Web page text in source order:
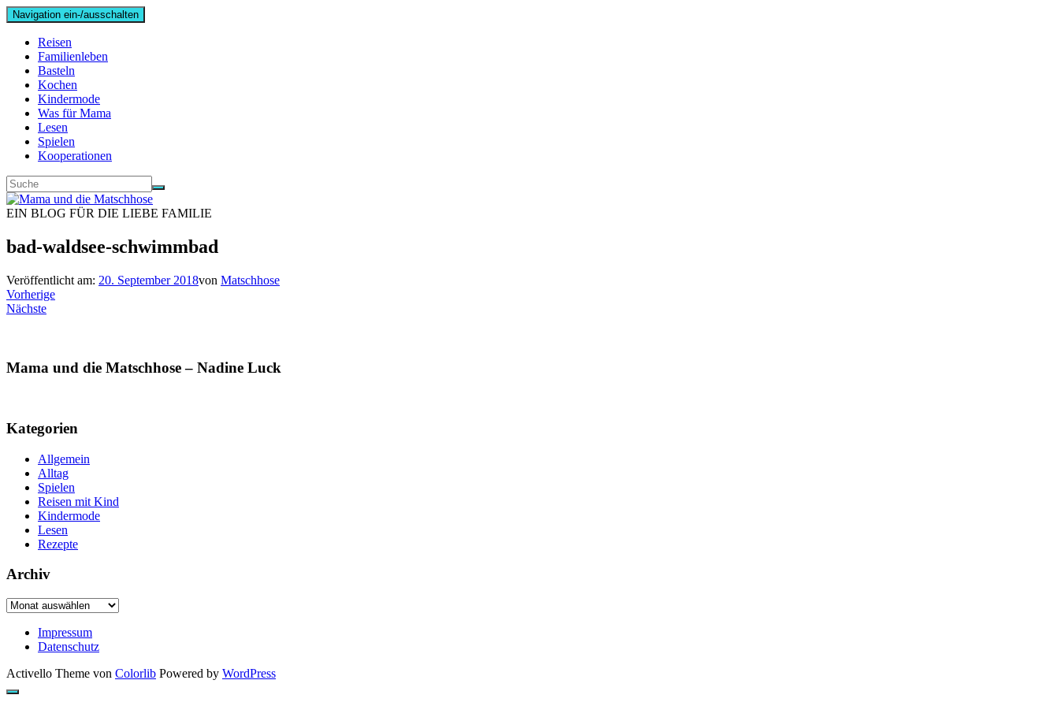
Navigation ein-/ausschalten
Reisen
Familienleben
Basteln
Kochen
Kindermode
Was für Mama
Lesen
Spielen
Kooperationen
EIN BLOG FÜR DIE LIEBE FAMILIE
bad-waldsee-schwimmbad
Veröffentlicht am: 20. September 2018von Matschhose
Vorherige
Nächste
Mama und die Matschhose – Nadine Luck
Kategorien
Allgemein
Alltag
Spielen
Reisen mit Kind
Kindermode
Lesen
Rezepte
Archiv
Archiv
Impressum
Datenschutz
Activello Theme von Colorlib Powered by WordPress